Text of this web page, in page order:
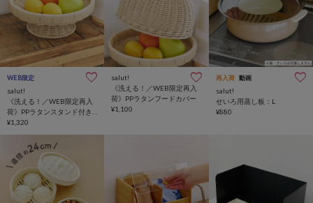
WEB限定
salut!
《洗える！／WEB限定再入
荷》PPラタンスタンド付き
バスケット
¥1,320
salut!
《洗える！／WEB限定再入
荷》PPラタンフードカバー
¥1,100
再入荷 動画
salut!
せいろ用蒸し板：L
¥880